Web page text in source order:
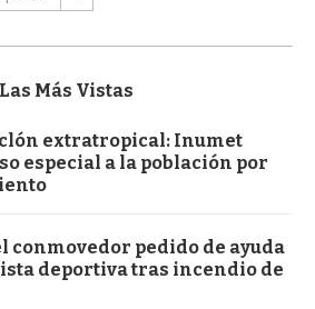
Las Más Vistas
extratropical: Inumet
especial a la población por
conmovedor pedido de ayuda
deportiva tras incendio de